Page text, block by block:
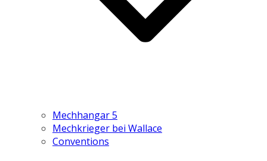
Mechhangar 5
Mechkrieger bei Wallace
Conventions